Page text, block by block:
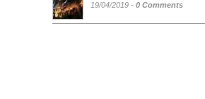
19/04/2019 - 0 Comments